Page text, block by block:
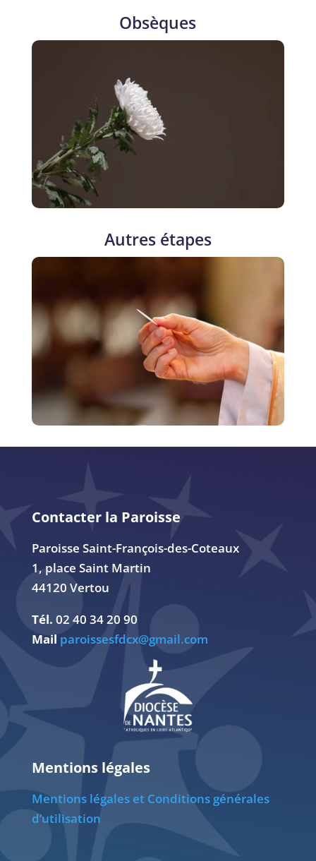
Obsèques
Autres étapes
Contacter la Paroisse
Paroisse Saint-François-des-Coteaux
1, place Saint Martin
44120 Vertou
Tél. 02 40 34 20 90
Mail paroissesfdcx@gmail.com
Mentions légales
Mentions légales et Conditions générales
d’utilisation